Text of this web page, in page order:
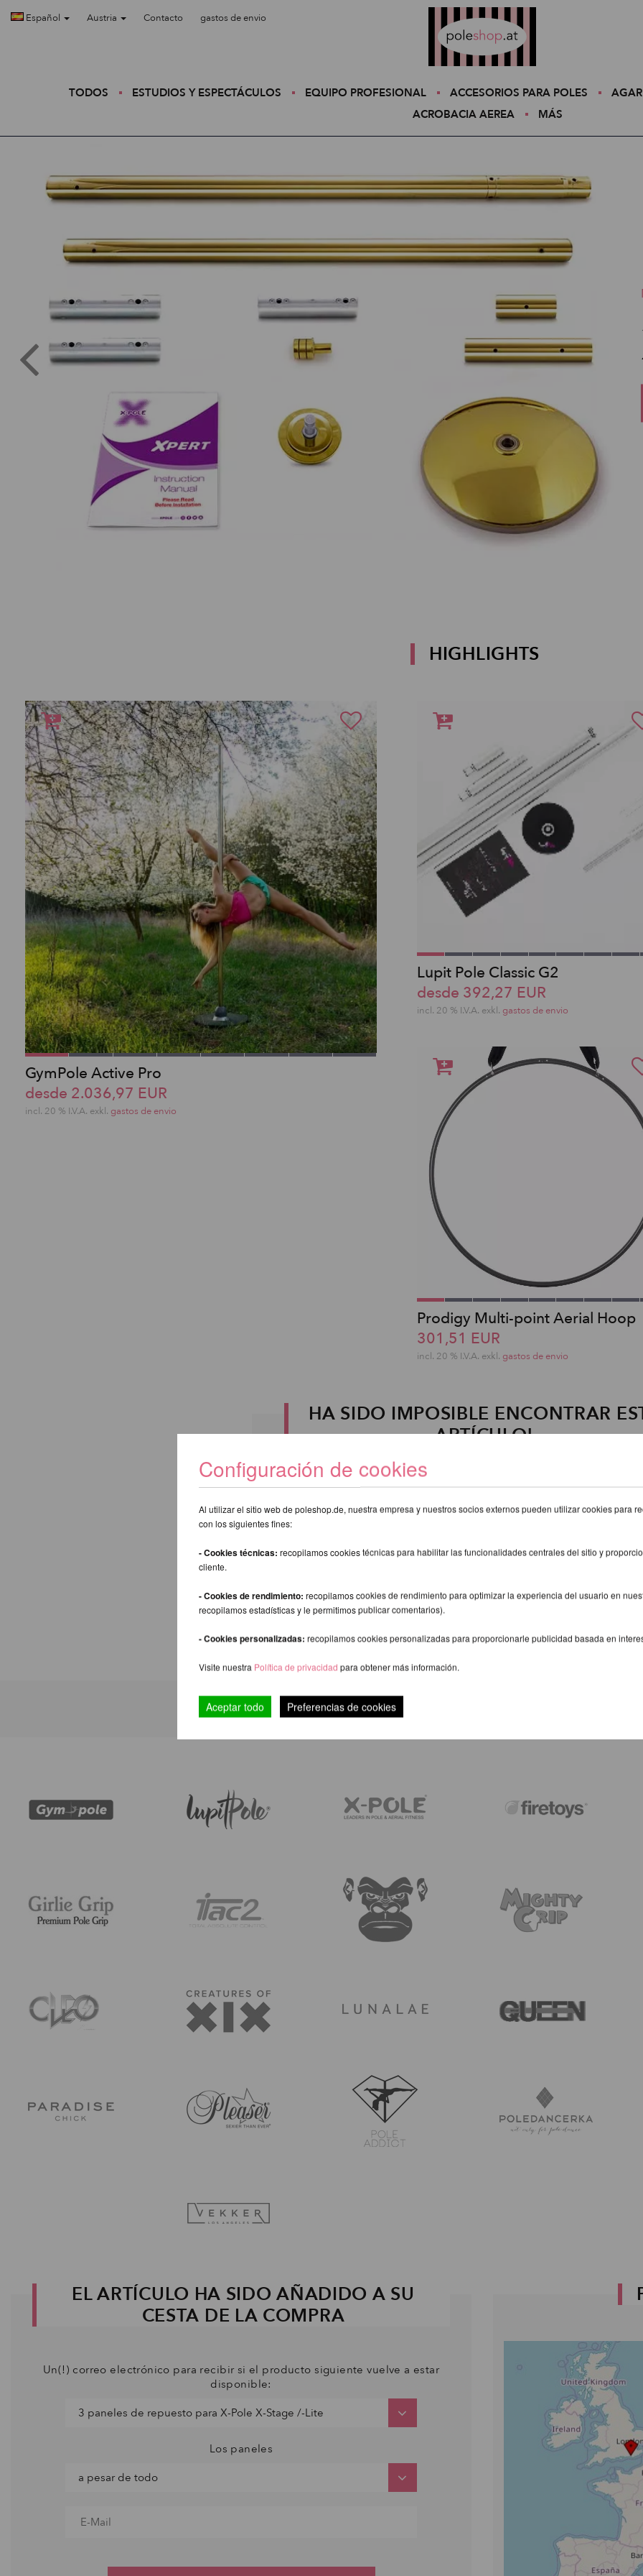
Español Austria Contacto gastos de envio
TODOS ESTUDIOS Y ESPECTÁCULOS EQUIPO PROFESIONAL ACCESORIOS PARA POLES
ACROBACIA AEREA
MÁS
HIGHLIGHTS
GymPole Active Pro
desde 2.036,97 EUR
incl. 20 % I.V.A. exkl. gastos de envio
Lupit Pole Classic G2
desde 392,27 EUR
incl. 20 % I.V.A. exkl. gastos de envio
Prodigy Multi-point Aerial Hoop
301,51 EUR
incl. 20 % I.V.A. exkl. gastos de envio
HA SIDO IMPOSIBLE ENCONTRAR
ARTÍCULO!
EL ARTÍCULO HA SIDO AÑADIDO A SU
CESTA DE LA COMPRA
Un(!) correo electrónico para recibir si el producto siguiente vuelve a estar
disponible:
Los paneles
Configuración de cookies
Al utilizar el sitio web de poleshop.de, nuestra empresa y nuestros socios externos pueden utilizar cookies para
con los siguientes fines:
- Cookies técnicas: recopilamos cookies técnicas para habilitar las funcionalidades centrales del sitio y
cliente.
- Cookies de rendimiento: recopilamos cookies de rendimiento para optimizar la experiencia del usuario en
recopilamos estadísticas y le permitimos publicar comentarios).
- Cookies personalizadas: recopilamos cookies personalizadas para proporcionarle publicidad basada en
Visite nuestra Política de privacidad para obtener más información.
Aceptar todo Preferencias de cookies